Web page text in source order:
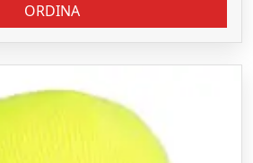
ORDINA